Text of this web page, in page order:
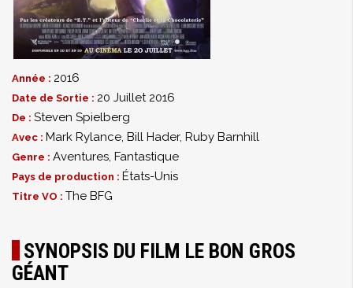
Année : 2016
Date de Sortie : 20 Juillet 2016
De : Steven Spielberg
Avec : Mark Rylance, Bill Hader, Ruby Barnhill
Genre : Aventures, Fantastique
Pays de production : États-Unis
Titre VO : The BFG
SYNOPSIS DU FILM LE BON GROS
GÉANT